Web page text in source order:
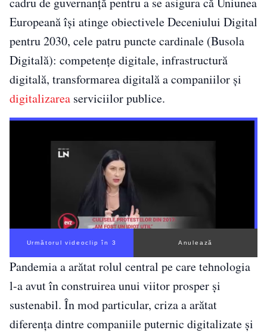
Europeană își atinge obiectivele Deceniului Digital
pentru 2030, cele patru puncte cardinale (Busola
Digitală): competențe digitale, infrastructură
digitală, transformarea digitală a companiilor și
digitalizarea serviciilor publice.
Următorul videoclip în 2 Anulează
Pandemia a arătat rolul central pe care tehnologia
l-a avut în construirea unui viitor prosper și
sustenabil. În mod particular, criza a arătat
diferența dintre companiile puternic digitalizate și